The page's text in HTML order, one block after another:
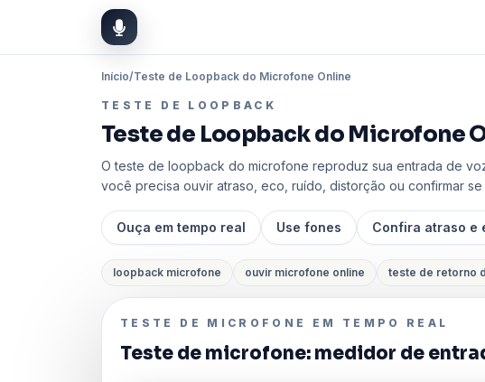
Início/Teste de Loopback do Microfone Online
TESTE DE LOOPBACK
Teste de Loopback do Microfone
O teste de loopback do microfone reproduz sua entrada de
você precisa ouvir atraso, eco, ruído, distorção ou confirmar
Ouça em tempo real Use fones Confira atraso e
loopback microfone ouvir microfone online teste de retorno
TESTE DE MICROFONE EM TEMPO REAL
Teste de microfone: medidor de